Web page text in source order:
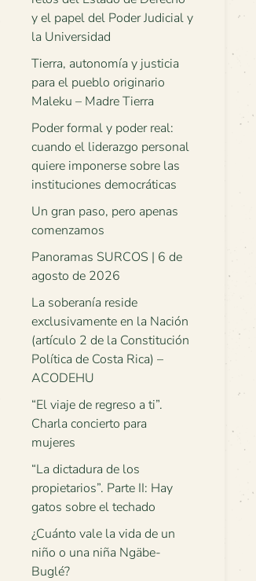
y el papel del Poder Judicial y
la Universidad
Tierra, autonomía y justicia
para el pueblo originario
Maleku – Madre Tierra
Poder formal y poder real:
cuando el liderazgo personal
quiere imponerse sobre las
instituciones democráticas
Un gran paso, pero apenas
comenzamos
Panoramas SURCOS | 6 de
agosto de 2026
La soberanía reside
exclusivamente en la Nación
(artículo 2 de la Constitución
Política de Costa Rica) –
ACODEHU
“El viaje de regreso a ti”.
Charla concierto para
mujeres
“La dictadura de los
propietarios”. Parte II: Hay
gatos sobre el techado
¿Cuánto vale la vida de un
niño o una niña Ngäbe-
Buglé?